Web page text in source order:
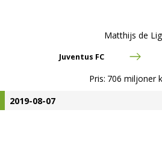
Matthijs de
Juventus FC
Pris: 706 miljoner
2019-08-07